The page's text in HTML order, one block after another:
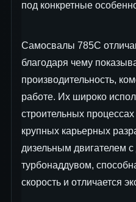
под конкретные
Самосвалы 785С
благодаря чему
производительность,
работе. Их широко
строительных
крупных карьерных
дизельным двигателем
турбонаддувом,
скорость и отличается